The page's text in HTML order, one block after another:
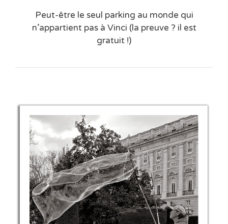
Peut-être le seul parking au monde qui
n’appartient pas à Vinci (la preuve ? il est
gratuit !)